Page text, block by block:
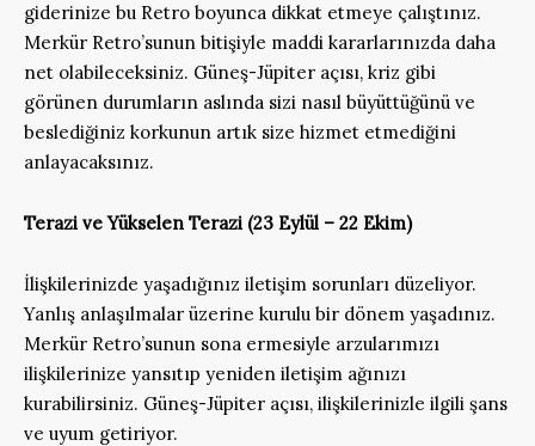
giderinize bu Retro boyunca dikkat etmeye çalıştınız.
Merkür Retro’sunun bitişiyle maddi kararlarınızda daha
net olabileceksiniz. Güneş-Jüpiter açısı, kriz gibi
görünen durumların aslında sizi nasıl büyüttüğünü ve
beslediğiniz korkunun artık size hizmet etmediğini
anlayacaksınız.
Terazi ve Yükselen Terazi (23 Eylül – 22 Ekim)
İlişkilerinizde yaşadığınız iletişim sorunları düzeliyor.
Yanlış anlaşılmalar üzerine kurulu bir dönem yaşadınız.
Merkür Retro’sunun sona ermesiyle arzularımızı
ilişkilerinize yansıtıp yeniden iletişim ağınızı
kurabilirsiniz. Güneş-Jüpiter açısı, ilişkilerinizle ilgili şans
ve uyum getiriyor.